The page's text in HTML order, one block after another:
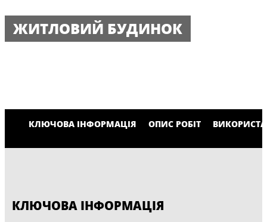
ЖИТЛОВИЙ БУДИНОК
КЛЮЧОВА ІНФОРМАЦІЯ ОПИС РОБІТ
КЛЮЧОВА ІНФОРМАЦІЯ